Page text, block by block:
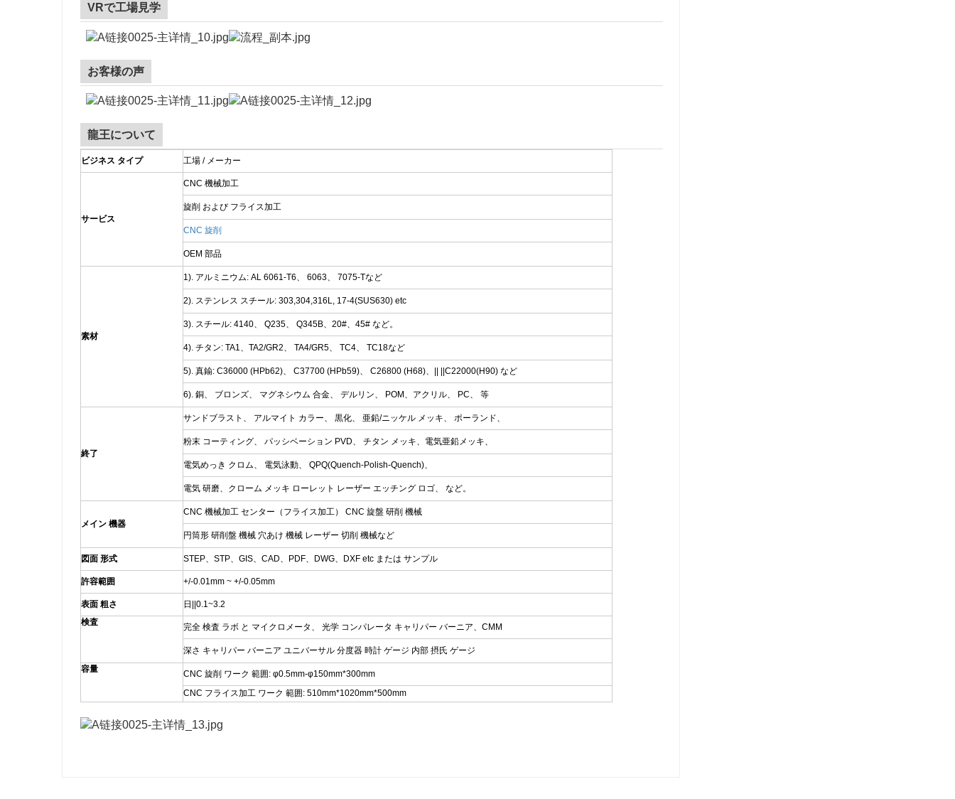
VRで工場見学
お客様の声
龍王について
ビジネス タイプ 工場 / メーカー
サービス
CNC 機械加工
旋削 および フライス加工
CNC 旋削
OEM 部品
素材
1). アルミニウム: AL 6061-T6、 6063、 7075-Tなど
2). ステンレス スチール: 303,304,316L, 17-4(SUS630) etc
3). スチール: 4140、 Q235、 Q345B、20#、45# など。
4). チタン: TA1、TA2/GR2、 TA4/GR5、 TC4、 TC18など
5). 真鍮: C36000 (HPb62)、 C37700 (HPb59)、 C26800 (H68)、|| ||C22000(H90) など
6). 銅、 ブロンズ、 マグネシウム 合金、 デルリン、 POM、アクリル、 PC、 等
終了
サンドブラスト、 アルマイト カラー、 黒化、 亜鉛/ニッケル メッキ、 ポーランド、
粉末 コーティング、 パッシベーション PVD、 チタン メッキ、電気亜鉛メッキ、
電気めっき クロム、 電気泳動、 QPQ(Quench-Polish-Quench)、
電気 研磨、クローム メッキ ローレット レーザー エッチング ロゴ、 など。
メイン 機器
CNC 機械加工 センター（フライス加工） CNC 旋盤 研削 機械
円筒形 研削盤 機械 穴あけ 機械 レーザー 切削 機械など
図面 形式 STEP、STP、GIS、CAD、PDF、DWG、DXF etc または サンプル
許容範囲 +/-0.01mm ~ +/-0.05mm
表面 粗さ
日||0.1~3.2
検査
完全 検査 ラボ と マイクロメータ、 光学 コンパレータ キャリパー バーニア、CMM
深さ キャリパー バーニア ユニバーサル 分度器 時計 ゲージ 内部 摂氏 ゲージ
容量
CNC 旋削 ワーク 範囲: φ0.5mm-φ150mm*300mm
CNC フライス加工 ワーク 範囲: 510mm*1020mm*500mm